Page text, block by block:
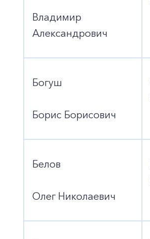
+7-800-700-24-57
Частным клиентам
Корпоративным клиентам
Владимир
Александрович
Богуш
Борис Борисович
Белов
Олег Николаевич